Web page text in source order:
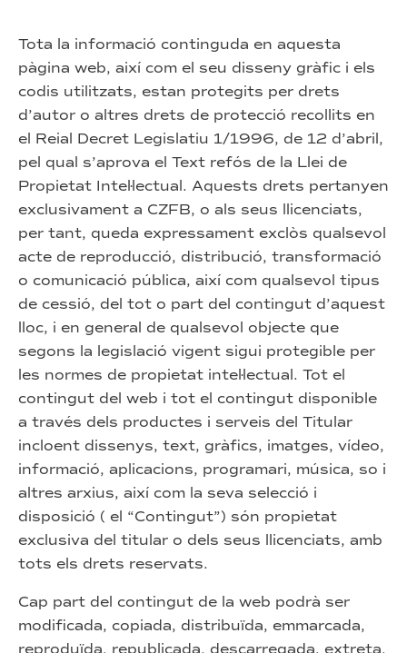
Tota la informació continguda en aquesta
pàgina web, així com el seu disseny gràfic i els
codis utilitzats, estan protegits per drets
d’autor o altres drets de protecció recollits en
el Reial Decret Legislatiu 1/1996, de 12 d’abril,
pel qual s’aprova el Text refós de la Llei de
Propietat Intel·lectual. Aquests drets pertanyen
exclusivament a CZFB, o als seus llicenciats,
per tant, queda expressament exclòs qualsevol
acte de reproducció, distribució, transformació
o comunicació pública, així com qualsevol tipus
de cessió, del tot o part del contingut d’aquest
lloc, i en general de qualsevol objecte que
segons la legislació vigent sigui protegible per
les normes de propietat intel·lectual. Tot el
contingut del web i tot el contingut disponible
a través dels productes i serveis del Titular
incloent dissenys, text, gràfics, imatges, vídeo,
informació, aplicacions, programari, música, so i
altres arxius, així com la seva selecció i
disposició ( el “Contingut”) són propietat
exclusiva del titular o dels seus llicenciats, amb
tots els drets reservats.
Cap part del contingut de la web podrà ser
modificada, copiada, distribuïda, emmarcada,
reproduïda, republicada, descarregada, extreta,